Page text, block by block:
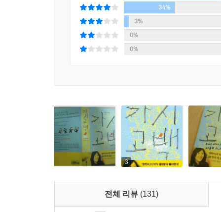
삶의 근육은 많은 추억과 경험으로 인해 쌓이는
미움보다는 사랑이 그래도 더 괜찮은 근육을 만
그냥 떠나보내는 실수는 하지 않으려 합니다. _ 작
고백은 그렇게 우리의 마음속에서 부화되는 것.
타고난 손놀림으로 자기도 모르는 순간 남의 물건
없는 해일은 그냥저냥 ‘가운데’에 있는 그런
외로움만큼이나 도둑질은 체화되어 버린 것만 같
때, 비로소 그 고백은 자수나, 자백이 아닌, 받아
34%
3%
0%
0%
3
전체 리뷰 (131)